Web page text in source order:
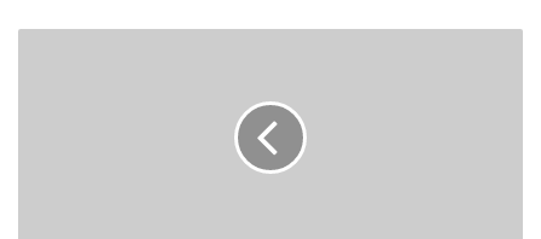
https://soundcloud.com/user168058795/juan-tolosa-
martin-racciatti-y-roberto-asla